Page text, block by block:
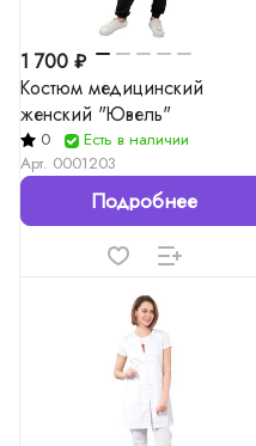
1 700 ₽
Костюм медицинский
женский "Ювель"
0
Есть в наличии
Арт. 0001203
Подробнее